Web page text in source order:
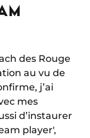
des Rouge
au vu de
j’ai
mes
d’instaurer
player',